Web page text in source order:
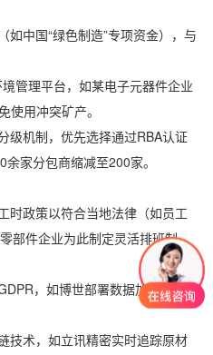
中国“绿色制造”专项资金），与
理平台，如某电子元器件企业
使用冲突矿产。
机制，优先选择通过RBA认证
余家分包商缩减至200家。
政策以符合当地法律（如员工
部件企业为此制定灵活排班制
，如博世部署数据加密技术，
术，如立讯精密实时追踪原材